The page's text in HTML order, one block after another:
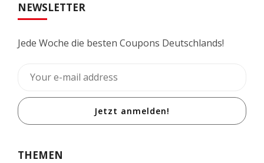
NEWSLETTER
Jede Woche die besten Coupons Deutschlands!
Jetzt anmelden!
THEMEN